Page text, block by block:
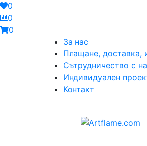
0
0
0
За нас
Плащане, доставка,
Сътрудничество с
Индивидуален
Контакт